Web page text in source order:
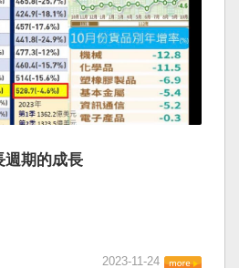
週期的成長
2023-11-24